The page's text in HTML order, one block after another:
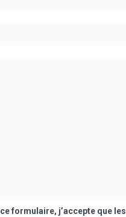
formulaire, j’accepte que les